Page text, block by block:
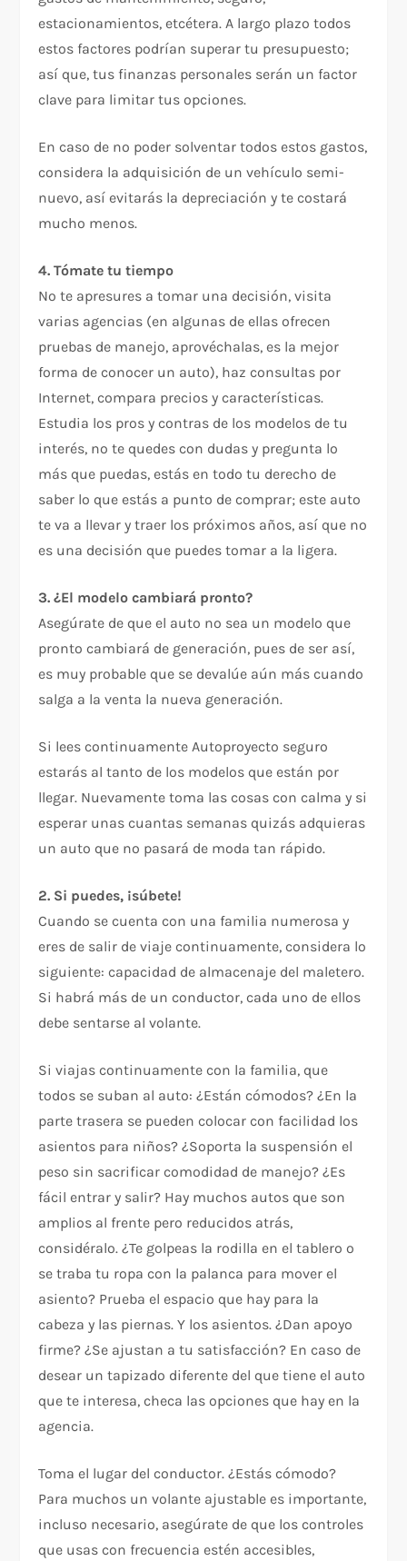
estacionamientos, etcétera. A largo plazo todos
estos factores podrían superar tu presupuesto;
así que, tus finanzas personales serán un factor
clave para limitar tus opciones.
En caso de no poder solventar todos estos gastos,
considera la adquisición de un vehículo semi-
nuevo, así evitarás la depreciación y te costará
mucho menos.
4. Tómate tu tiempo
No te apresures a tomar una decisión, visita
varias agencias (en algunas de ellas ofrecen
pruebas de manejo, aprovéchalas, es la mejor
forma de conocer un auto), haz consultas por
Internet, compara precios y características.
Estudia los pros y contras de los modelos de tu
interés, no te quedes con dudas y pregunta lo
más que puedas, estás en todo tu derecho de
saber lo que estás a punto de comprar; este auto
te va a llevar y traer los próximos años, así que no
es una decisión que puedes tomar a la ligera.
3. ¿El modelo cambiará pronto?
Asegúrate de que el auto no sea un modelo que
pronto cambiará de generación, pues de ser así,
es muy probable que se devalúe aún más cuando
salga a la venta la nueva generación.
Si lees continuamente Autoproyecto seguro
estarás al tanto de los modelos que están por
llegar. Nuevamente toma las cosas con calma y si
esperar unas cuantas semanas quizás adquieras
un auto que no pasará de moda tan rápido.
2. Si puedes, ¡súbete!
Cuando se cuenta con una familia numerosa y
eres de salir de viaje continuamente, considera lo
siguiente: capacidad de almacenaje del maletero.
Si habrá más de un conductor, cada uno de ellos
debe sentarse al volante.
Si viajas continuamente con la familia, que
todos se suban al auto: ¿Están cómodos? ¿En la
parte trasera se pueden colocar con facilidad los
asientos para niños? ¿Soporta la suspensión el
peso sin sacrificar comodidad de manejo? ¿Es
fácil entrar y salir? Hay muchos autos que son
amplios al frente pero reducidos atrás,
considéralo. ¿Te golpeas la rodilla en el tablero o
se traba tu ropa con la palanca para mover el
asiento? Prueba el espacio que hay para la
cabeza y las piernas. Y los asientos. ¿Dan apoyo
firme? ¿Se ajustan a tu satisfacción? En caso de
desear un tapizado diferente del que tiene el auto
que te interesa, checa las opciones que hay en la
agencia.
Toma el lugar del conductor. ¿Estás cómodo?
Para muchos un volante ajustable es importante,
incluso necesario, asegúrate de que los controles
que usas con frecuencia estén accesibles,